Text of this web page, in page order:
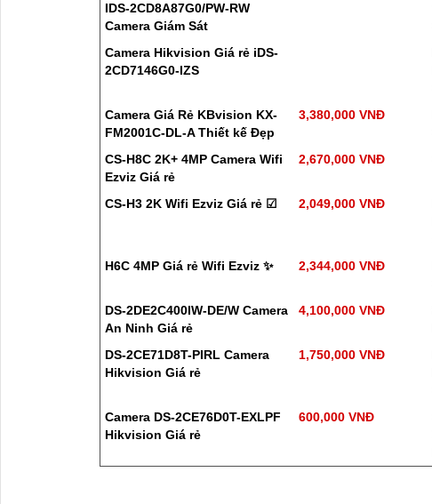
IDS-2CD8A87G0/PW-RW
Camera Giám Sát
Camera Hikvision Giá rẻ iDS-
2CD7146G0-IZS
Camera Giá Rẻ KBvision KX-
FM2001C-DL-A Thiết kế Đẹp
3,380,000 VNĐ
CS-H8C 2K+ 4MP Camera Wifi
Ezviz Giá rẻ
2,670,000 VNĐ
CS-H3 2K Wifi Ezviz Giá rẻ ☑ 2,049,000 VNĐ
H6C 4MP Giá rẻ Wifi Ezviz ✨
2,344,000 VNĐ
DS-2DE2C400IW-DE/W Camera
An Ninh Giá rẻ
4,100,000 VNĐ
DS-2CE71D8T-PIRL Camera
Hikvision Giá rẻ
1,750,000 VNĐ
Camera DS-2CE76D0T-EXLPF
Hikvision Giá rẻ
600,000 VNĐ